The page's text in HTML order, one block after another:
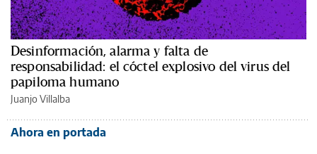
Desinformación, alarma y falta de
responsabilidad: el cóctel explosivo del virus del
papiloma humano
Juanjo Villalba
Ahora en portada